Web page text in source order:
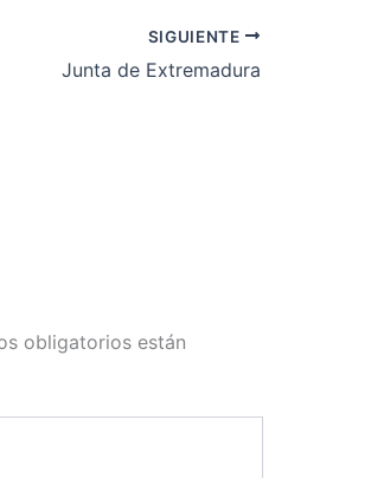
SIGUIENTE
Junta de Extremadura
obligatorios están